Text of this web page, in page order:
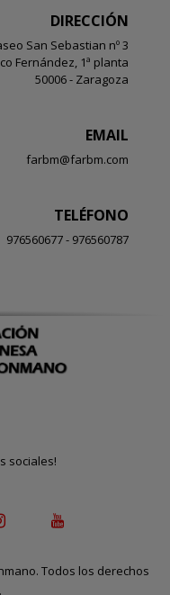
DIRECCIÓN
San Sebastian nº 3
Fernández, 1ª planta
50006 - Zaragoza
EMAIL
farbm@farbm.com
TELÉFONO
976560677 - 976560787
sociales!
Todos los derechos